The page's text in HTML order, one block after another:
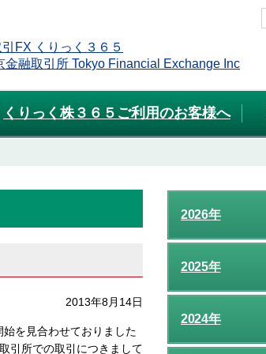
くりっく株３６５ご利用のお客様へ
2013年8月14日
を見合わせておりました
引所での取引につきまして
2026年
2025年
2024年